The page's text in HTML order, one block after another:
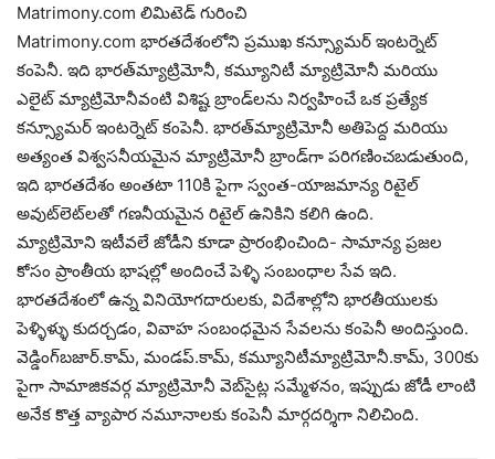
Matrimony.com లిమిటెడ్ గురించి
Matrimony.com భారతదేశంలోని ప్రముఖ కన్స్యూమర్ ఇంటర్నెట్
కంపెనీ. ఇది భారత్‌మ్యాట్రిమోనీ, కమ్యూనిటీ మ్యాట్రిమోనీ మరియు
ఎలైట్ మ్యాట్రిమోనీవంటి విశిష్ట బ్రాండ్‌లను నిర్వహించే ఒక ప్రత్యేక
కన్స్యూమర్ ఇంటర్నెట్ కంపెనీ. భారత్‌మ్యాట్రిమోనీ అతిపెద్ద మరియు
అత్యంత విశ్వసనీయమైన మ్యాట్రిమోనీ బ్రాండ్‌గా పరిగణించబడుతుంది,
ఇది భారతదేశం అంతటా 110కి పైగా స్వంత-యాజమాన్య రిటైల్
అవుట్‌లెట్‌లతో గణనీయమైన రిటైల్ ఉనికిని కలిగి ఉంది.
మ్యాట్రిమోని ఇటీవలే జోడీని కూడా ప్రారంభించింది- సామాన్య ప్రజల
కోసం ప్రాంతీయ భాషల్లో అందించే పెళ్ళి సంబంధాల సేవ ఇది.
భారతదేశంలో ఉన్న వినియోగదారులకు, విదేశాల్లోని భారతీయులకు
పెళ్ళిళ్ళు కుదర్చడం, వివాహ సంబంధమైన సేవలను కంపెనీ అందిస్తుంది.
వెడ్డింగ్‌బజార్.కామ్, మండప్.కామ్, కమ్యూనిటీమ్యాట్రిమోనీ.కామ్, 300కు
పైగా సామాజికవర్గ మ్యాట్రిమోనీ వెబ్‌సైట్ల సమ్మేళనం, ఇప్పుడు జోడీ లాంటి
అనేక కొత్త వ్యాపార నమూనాలకు కంపెనీ మార్గదర్శిగా నిలిచింది.